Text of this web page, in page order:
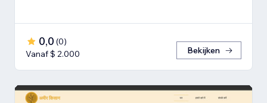
0,0 (0)
Vanaf $ 2.000
Bekijken